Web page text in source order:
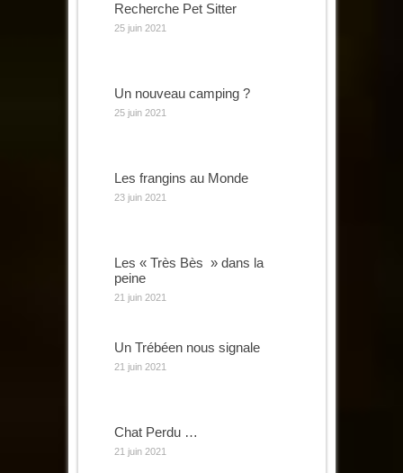
Recherche Pet Sitter
25 juin 2021
Un nouveau camping ?
25 juin 2021
Les frangins au Monde
23 juin 2021
Les « Très Bès » dans la
peine
21 juin 2021
Un Trébéen nous signale
21 juin 2021
Chat Perdu …
21 juin 2021